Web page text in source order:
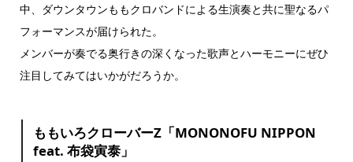
中、ダウンタウンももクロバンドによる生演奏と共に聖なるパ
フォーマンスが届けられた。
メンバーが奏でる奥行きの深くなった歌声とハーモニーにぜひ
注目してみてはいかがだろうか。
ももいろクローバーZ「MONONOFU NIPPON
feat. 布袋寅泰」